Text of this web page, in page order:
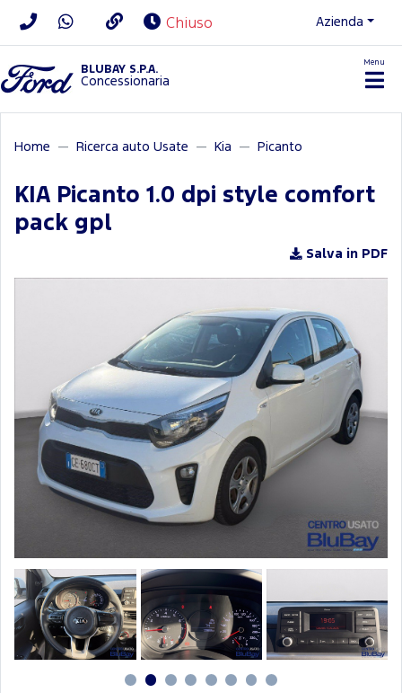
Chiuso Azienda
BLUBAY S.P.A.
Concessionaria
Menu
Home Ricerca auto Usate Kia Picanto
KIA Picanto 1.0 dpi style comfort
pack gpl
Salva in PDF